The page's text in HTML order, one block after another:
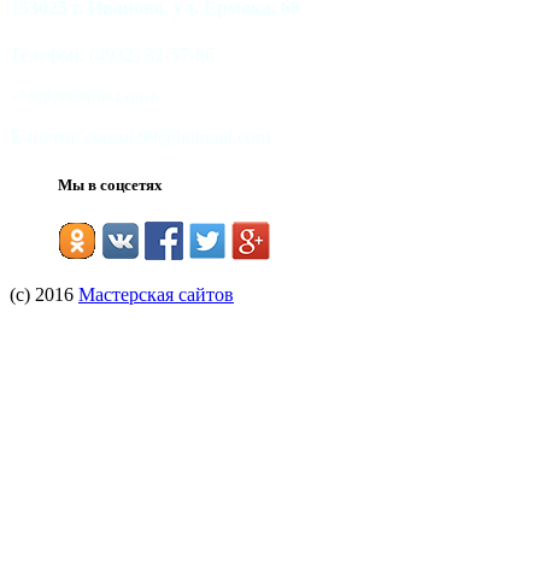
Мы в соцсетях
(с) 2016 Мастерская сайтов